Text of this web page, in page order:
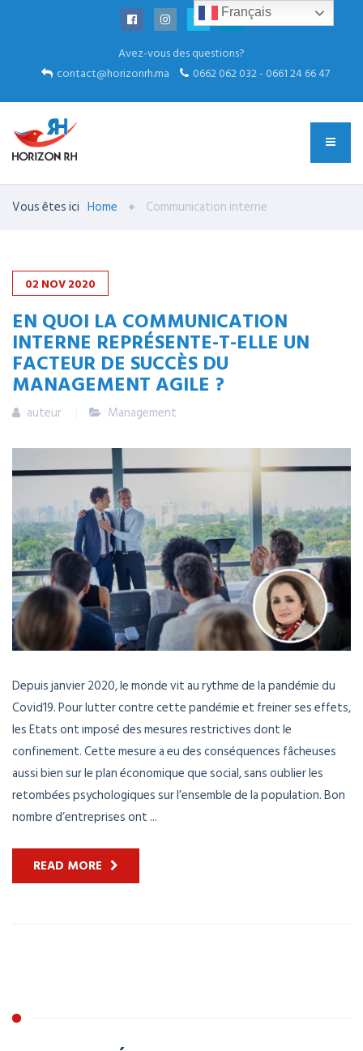
Avez-vous des questions?
contact@horizonrh.ma
0662 062 032 - 0661 24 66 47
Vous êtes ici Home Communication interne
02 NOV2020
EN QUOI LA COMMUNICATION
INTERNE REPRÉSENTE-T-ELLE UN
FACTEUR DE SUCCÈS DU
MANAGEMENT AGILE ?
auteur Management
Depuis janvier 2020, le monde vit au rythme de la pandémie du
Covid19. Pour lutter contre cette pandémie et freiner ses effets,
les Etats ont imposé des mesures restrictives dont le
confinement. Cette mesure a eu des conséquences fâcheuses
aussi bien sur le plan économique que social, sans oublier les
retombées psychologiques sur l’ensemble de la population. Bon
nombre d’entreprises ont ...
READ MORE
Français